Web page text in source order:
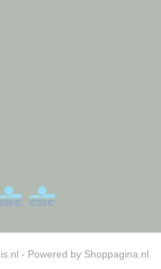
- Powered by Shoppagina.nl